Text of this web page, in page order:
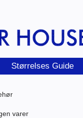
Størrelses Guide
varer